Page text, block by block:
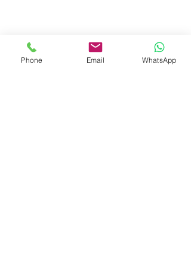
Phone Email WhatsApp